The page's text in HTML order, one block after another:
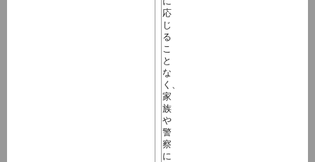
応
じ
る
こ
と
な
く、
家
族
や
警
察
に